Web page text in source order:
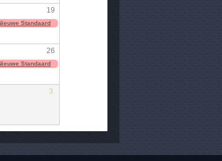
19
Standaard
26
Standaard
3